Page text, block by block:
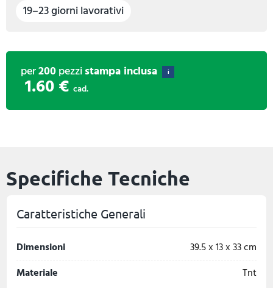
19–23 giorni lavorativi
per200pezzistampa inclusa i
1.60 € cad.
Specifiche Tecniche
Caratteristiche Generali
Dimensioni
39.5 x 13 x 33 cm
Materiale
Tnt